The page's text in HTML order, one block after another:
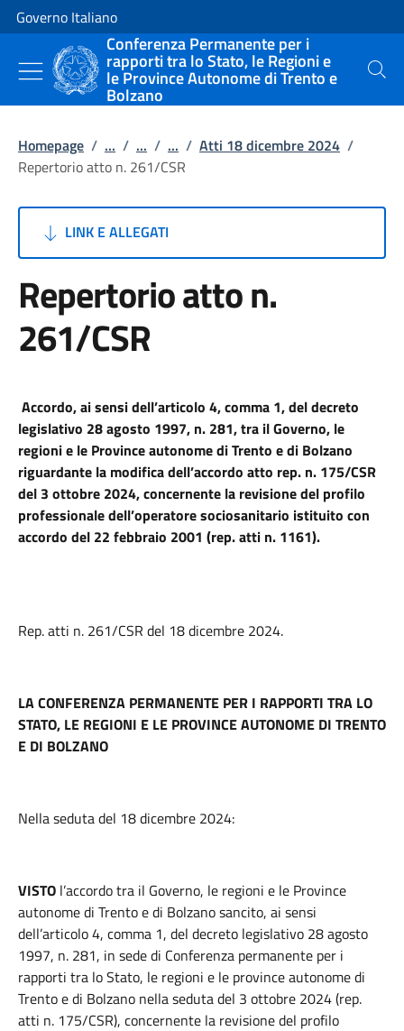
Vai al contenuto
Vai alla navigazione del sito
Governo Italiano
Conferenza Permanente per i
rapporti tra lo Stato, le Regioni e
le Province Autonome di Trento e
Bolzano
Cerca
Homepage / ... / ... / ... / Atti 18 dicembre 2024 /
Repertorio atto n. 261/CSR
LINK E ALLEGATI
Repertorio atto n.
261/CSR
Accordo, ai sensi dell’articolo 4, comma 1, del decreto
legislativo 28 agosto 1997, n. 281, tra il Governo, le
regioni e le Province autonome di Trento e di Bolzano
riguardante la modifica dell’accordo atto rep. n. 175/CSR
del 3 ottobre 2024, concernente la revisione del profilo
professionale dell’operatore sociosanitario istituito con
accordo del 22 febbraio 2001 (rep. atti n. 1161).
Rep. atti n. 261/CSR del 18 dicembre 2024.
LA CONFERENZA PERMANENTE PER I RAPPORTI TRA LO
STATO, LE REGIONI E LE PROVINCE AUTONOME DI TRENTO
E DI BOLZANO
Nella seduta del 18 dicembre 2024:
VISTO l’accordo tra il Governo, le regioni e le Province
autonome di Trento e di Bolzano sancito, ai sensi
dell’articolo 4, comma 1, del decreto legislativo 28 agosto
1997, n. 281, in sede di Conferenza permanente per i
rapporti tra lo Stato, le regioni e le province autonome di
Trento e di Bolzano nella seduta del 3 ottobre 2024 (rep.
atti n. 175/CSR), concernente la revisione del profilo